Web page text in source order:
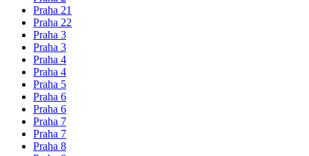
Praha 21
Praha 22
Praha 3
Praha 3
Praha 4
Praha 4
Praha 5
Praha 6
Praha 6
Praha 7
Praha 7
Praha 8